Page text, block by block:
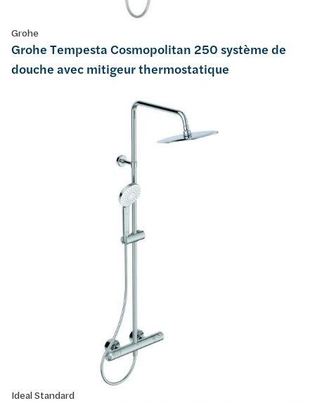
Grohe
Grohe Tempesta Cosmopolitan 250 système de
douche avec mitigeur thermostatique
Ideal Standard